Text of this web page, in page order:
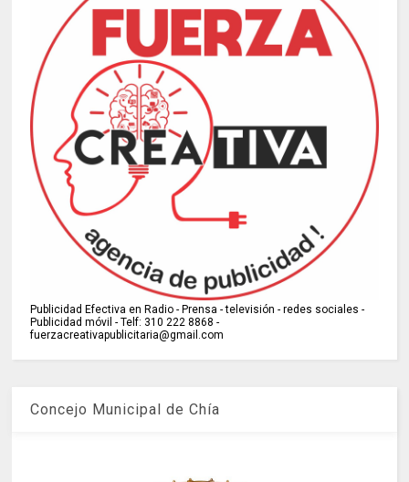
Publicidad Efectiva en Radio - Prensa - televisión - redes sociales -
Publicidad móvil - Telf: 310 222 8868 -
fuerzacreativapublicitaria@gmail.com
Concejo Municipal de Chía